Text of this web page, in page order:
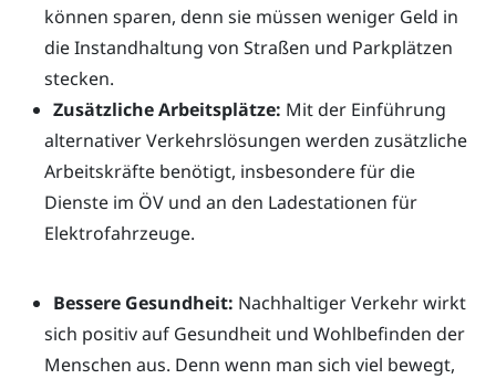
können sparen, denn sie müssen weniger Geld in
die Instandhaltung von Straßen und Parkplätzen
stecken.
Zusätzliche Arbeitsplätze: Mit der Einführung
alternativer Verkehrslösungen werden zusätzliche
Arbeitskräfte benötigt, insbesondere für die
Dienste im ÖV und an den Ladestationen für
Elektrofahrzeuge.
Bessere Gesundheit: Nachhaltiger Verkehr wirkt
sich positiv auf Gesundheit und Wohlbefinden der
Menschen aus. Denn wenn man sich viel bewegt,